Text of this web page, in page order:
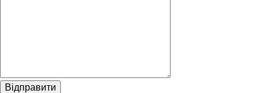
Відправити